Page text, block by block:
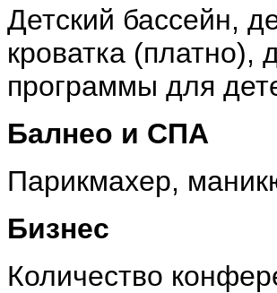
Детский бассейн, д
кроватка (платно),
программы для
Балнео и СПА
Парикмахер, м
Бизнес
Количество